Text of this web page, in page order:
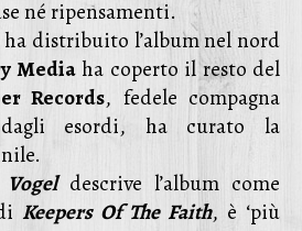
né ripensamenti.
ha distribuito l’album nel nord
Mediaha coperto il resto del
Records, fedele compagna
esordi, ha curato la
Vogeldescrive l’album come
Keepers Of The Faith, è ‘più